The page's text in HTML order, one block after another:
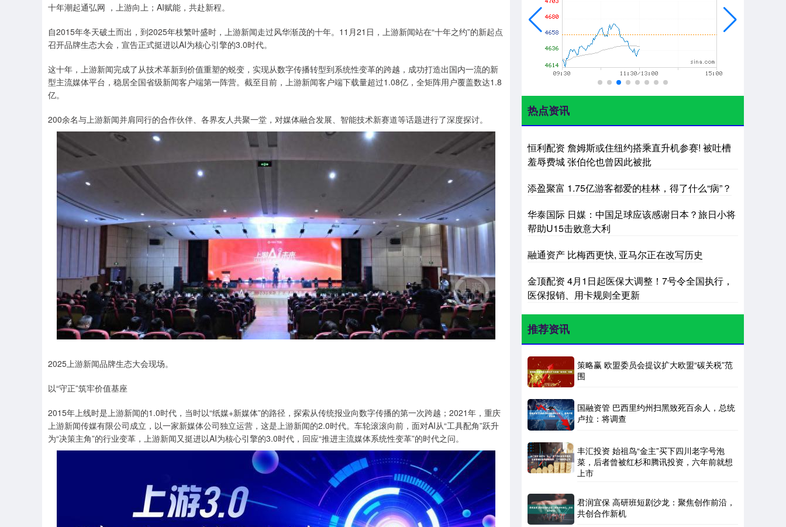
十年潮起通弘网 ，上游向上；AI赋能，共赴新程。
自2015年冬天破土而出，到2025年枝繁叶盛时，上游新闻走过风华渐茂的十年。11月21日，上游新闻站在“十年之约”的新起点
召开品牌生态大会，宣告正式挺进以AI为核心引擎的3.0时代。
这十年，上游新闻完成了从技术革新到价值重塑的蜕变，实现从数字传播转型到系统性变革的跨越，成功打造出国内一流的新
型主流媒体平台，稳居全国省级新闻客户端第一阵营。截至目前，上游新闻客户端下载量超过1.08亿，全矩阵用户覆盖数达1.8
亿。
200余名与上游新闻并肩同行的合作伙伴、各界友人共聚一堂，对媒体融合发展、智能技术新赛道等话题进行了深度探讨。
2025上游新闻品牌生态大会现场。
以“守正”筑牢价值基座
2015年上线时是上游新闻的1.0时代，当时以“纸媒+新媒体”的路径，探索从传统报业向数字传播的第一次跨越；2021年，重庆
上游新闻传媒有限公司成立，以一家新媒体公司独立运营，这是上游新闻的2.0时代。车轮滚滚向前，面对AI从“工具配角”跃升
为“决策主角”的行业变革，上游新闻又挺进以AI为核心引擎的3.0时代，回应“推进主流媒体系统性变革”的时代之问。
热点资讯
恒利配资 詹姆斯或住纽约搭乘直升机参赛! 被吐槽
羞辱费城 张伯伦也曾因此被批
添盈聚富 1.75亿游客都爱的桂林，得了什么“病”？
华泰国际 日媒：中国足球应该感谢日本？旅日小将
帮助U15击败意大利
融通资产 比梅西更快, 亚马尔正在改写历史
金顶配资 4月1日起医保大调整！7号令全国执行，
医保报销、用卡规则全更新
推荐资讯
策略赢 欧盟委员会提议扩大欧盟“碳关税”范
围
国融资管 巴西里约州扫黑致死百余人，总统
卢拉：将调查
丰汇投资 始祖鸟“金主”买下四川老字号泡
菜，后者曾被红杉和腾讯投资，六年前就想
上市
君润宜保 高研班短剧沙龙：聚焦创作前沿，
共创合作新机